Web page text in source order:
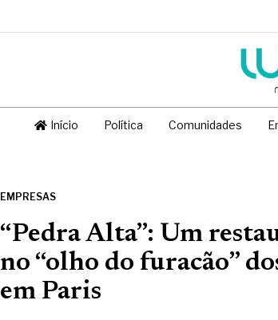
Início Política Comunidades
EMPRESAS
“Pedra Alta”: Um
no “olho do furacão”
em Paris